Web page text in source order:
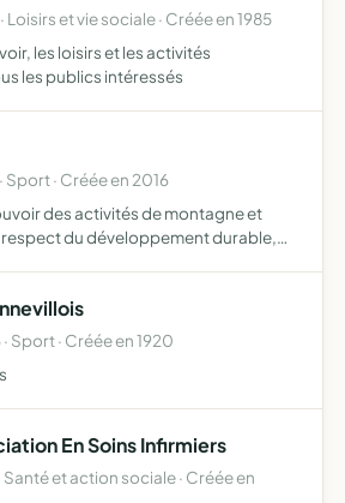
Loisirs et vie sociale · Créée en 1985
les loisirs et les activités
les publics intéressés
Sport · Créée en 2016
des activités de montagne et
du développement durable,
Sport · Créée en 1920
En Soins Infirmiers
Santé et action sociale · Créée en